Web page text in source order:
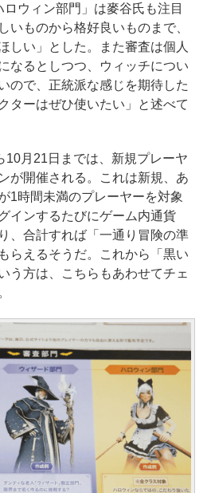
ウィン部門」は麥谷氏も注目
いものから格好良いものまで、
しい」とした。また審査は個人
なるとしつつ、ウィッチについ
ので、正統派な感じを期待した
ターはぜひ使いたい」と述べて
月21日までは、新規プレーヤ
が開催される。これは新規、あ
1時間未満のプレーヤーを対象
インするたびにゲーム内通貨
、合計すれば「一通り冒険の準
らえるそうだ。これから「黒い
う方は、こちらもあわせてチェ